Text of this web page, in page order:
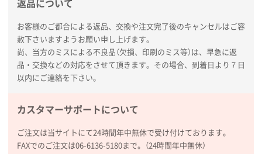
返品について
お客様のご都合による返品、交換や注文完了後のキャンセルはご容
赦下さいますようお願い申し上げます。
尚、当方のミスによる不良品（欠損、印刷のミス等）は、早急に返
品・交換などの対応をさせて頂きます。その場合、到着日より７日
以内にご連絡を下さい。
カスタマーサポートについて
ご注文は当サイトにて24時間年中無休で受け付けております。
FAXでのご注文は06-6136-5180まで。（24時間年中無休）